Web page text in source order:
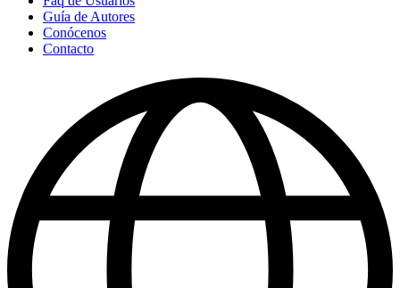
Guía de Autores
Conócenos
Contacto